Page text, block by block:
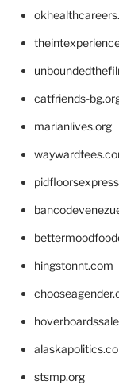
catfriends-
marianlives.org
hingstonnt.com
stsmp.org